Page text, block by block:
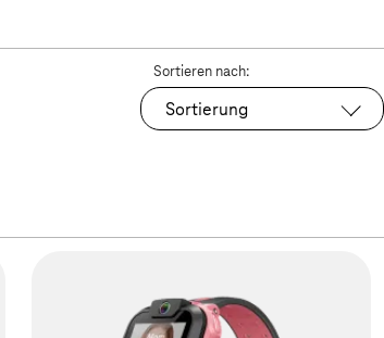
Sortieren nach:
Sortierung